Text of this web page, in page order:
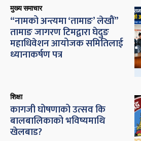
मुख्य समाचार
“नामको अन्त्यमा ‘तामाङ’ लेखौं”
तामाङ जागरण टिमद्वारा घेदुङ
महाधिवेशन आयोजक समितिलाई
ध्यानाकर्षण पत्र
शिक्षा
कागजी घोषणाको उत्सव कि
बालबालिकाको भविष्यमाथि
खेलबाड?